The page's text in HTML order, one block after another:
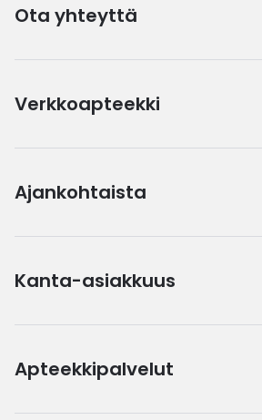
Ota yhteyttä
Verkkoapteekki
Ajankohtaista
Kanta-asiakkuus
Apteekkipalvelut